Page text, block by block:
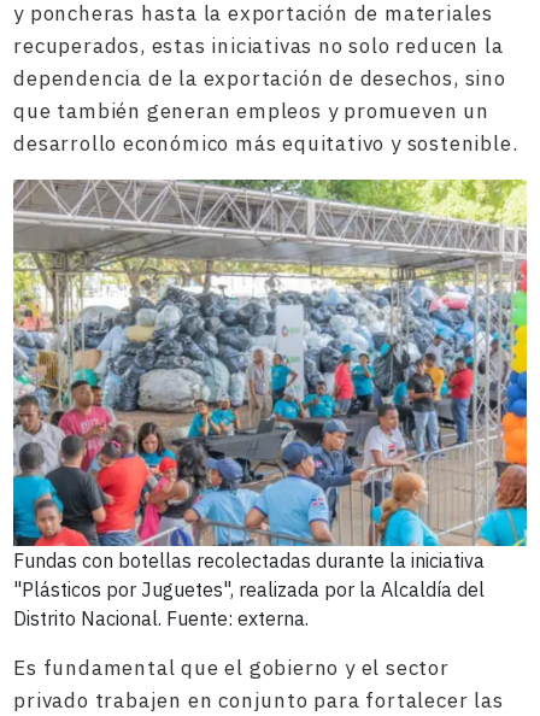
y poncheras hasta la exportación de materiales
recuperados, estas iniciativas no solo reducen la
dependencia de la exportación de desechos, sino
que también generan empleos y promueven un
desarrollo económico más equitativo y sostenible.
Fundas con botellas recolectadas durante la iniciativa
"Plásticos por Juguetes", realizada por la Alcaldía del
Distrito Nacional. Fuente: externa.
Es fundamental que el gobierno y el sector
privado trabajen en conjunto para fortalecer las